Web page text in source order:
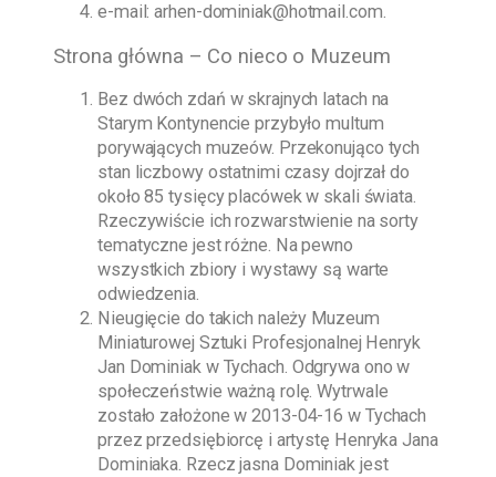
e-mail:arhen-dominiak@hotmail.com.
Strona główna – Co nieco o Muzeum
Bez dwóch zdań w skrajnych latach na
Starym Kontynencie przybyło multum
porywających muzeów. Przekonująco tych
stan liczbowy ostatnimi czasy dojrzał do
około 85 tysięcy placówek w skali świata.
Rzeczywiście ich rozwarstwienie na sorty
tematyczne jest różne. Na pewno
wszystkich zbiory i wystawy są warte
odwiedzenia.
Nieugięcie do takich należy Muzeum
Miniaturowej Sztuki Profesjonalnej Henryk
Jan Dominiak w Tychach. Odgrywa ono w
społeczeństwie ważną rolę. Wytrwale
zostało założone w2013-04-16 w Tychach
przez przedsiębiorcę i artystę Henryka Jana
Dominiaka. Rzecz jasna Dominiakjest